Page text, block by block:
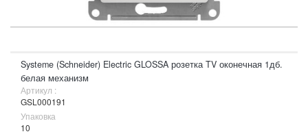
Systeme (Schneider) Electric GLOSSA розетка TV оконечная 1дб.
белая механизм
Артикул :
GSL000191
Упаковка
10